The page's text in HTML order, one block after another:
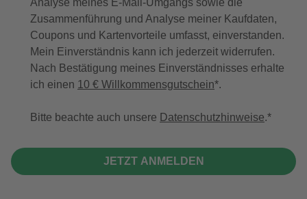
Analyse meines E-Mail-Umgangs sowie die
Zusammenführung und Analyse meiner Kaufdaten,
Coupons und Kartenvorteile umfasst, einverstanden.
Mein Einverständnis kann ich jederzeit widerrufen.
Nach Bestätigung meines Einverständnisses erhalte
ich einen 10 € Willkommensgutschein*.
Bitte beachte auch unsere Datenschutzhinweise.
JETZT ANMELDEN